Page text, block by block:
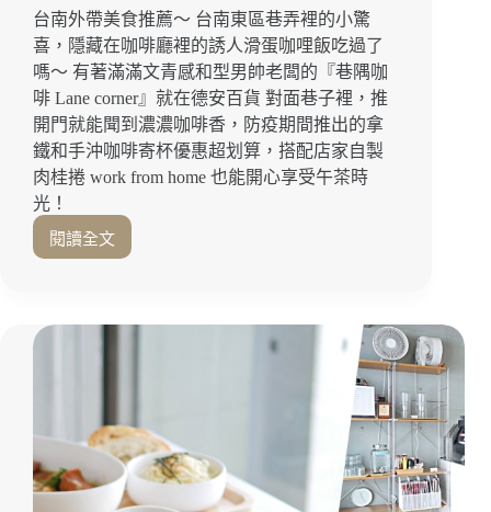
食
｜
台
南
咖
啡
｜
台
外
帶
台南外帶美食推薦～ 台南東區巷弄裡的小驚
喜，隱藏在咖啡廳裡的誘人滑蛋咖哩飯吃過了
嗎～ 有著滿滿文青感和型男帥老闆的『巷隅咖
啡 Lane corner』就在德安百貨 對面巷子裡，推
開門就能聞到濃濃咖啡香，防疫期間推出的拿
鐵和手沖咖啡寄杯優惠超划算，搭配店家自製
肉桂捲 work from home 也能開心享受午茶時
光！
閱讀全文
隱
誘
人
滑